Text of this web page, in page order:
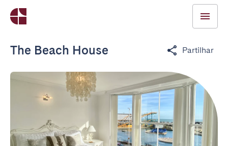
The Beach House Partilhar